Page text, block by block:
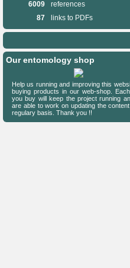
6009
references
87
links to PDFs
Our entomology shop
Help us running and improving this
buying products in our web-shop.
you buy will keep the project running
are able to work on updating the
regulary basis. Thank you !!